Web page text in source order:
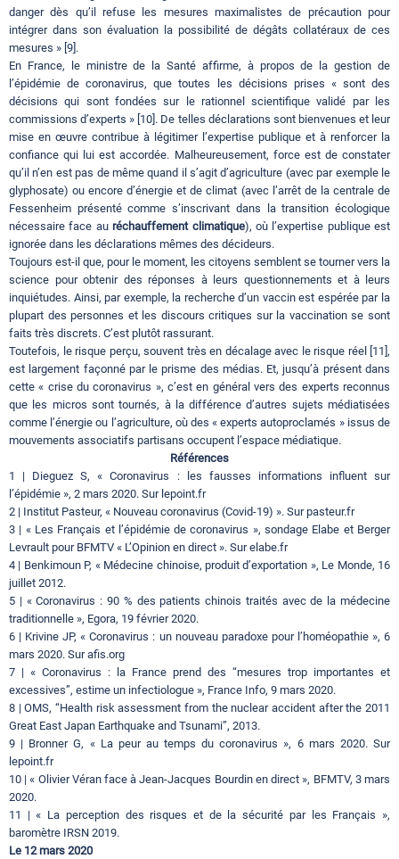
danger dès qu’il refuse les mesures maximalistes de précaution pour
intégrer dans son évaluation la possibilité de dégâts collatéraux de ces
mesures » [9].
En France, le ministre de la Santé affirme, à propos de la gestion de
l’épidémie de coronavirus, que toutes les décisions prises « sont des
décisions qui sont fondées sur le rationnel scientifique validé par les
commissions d’experts » [10]. De telles déclarations sont bienvenues et leur
mise en œuvre contribue à légitimer l’expertise publique et à renforcer la
confiance qui lui est accordée. Malheureusement, force est de constater
qu’il n’en est pas de même quand il s’agit d’agriculture (avec par exemple le
glyphosate) ou encore d’énergie et de climat (avec l’arrêt de la centrale de
Fessenheim présenté comme s’inscrivant dans la transition écologique
nécessaire face auréchauffement climatique), où l’expertise publique est
ignorée dans les déclarations mêmes des décideurs.
Toujours est-il que, pour le moment, les citoyens semblent se tourner vers la
science pour obtenir des réponses à leurs questionnements et à leurs
inquiétudes. Ainsi, par exemple, la recherche d’un vaccin est espérée par la
plupart des personnes et les discours critiques sur la vaccination se sont
faits très discrets. C’est plutôt rassurant.
Toutefois, le risque perçu, souvent très en décalage avec le risque réel [11],
est largement façonné par le prisme des médias. Et, jusqu’à présent dans
cette « crise du coronavirus », c’est en général vers des experts reconnus
que les micros sont tournés, à la différence d’autres sujets médiatisées
comme l’énergie ou l’agriculture, où des « experts autoproclamés » issus de
mouvements associatifs partisans occupent l’espace médiatique.
Références
1 | Dieguez S, « Coronavirus : les fausses informations influent sur
l’épidémie », 2 mars 2020. Sur lepoint.fr
2 | Institut Pasteur, « Nouveau coronavirus (Covid-19) ». Sur pasteur.fr
3 | « Les Français et l’épidémie de coronavirus », sondage Elabe et Berger
Levrault pour BFMTV « L’Opinion en direct ». Sur elabe.fr
4 | Benkimoun P, « Médecine chinoise, produit d’exportation », Le Monde, 16
juillet 2012.
5 | « Coronavirus : 90 % des patients chinois traités avec de la médecine
traditionnelle », Egora, 19 février 2020.
6 | Krivine JP, « Coronavirus : un nouveau paradoxe pour l’homéopathie », 6
mars 2020. Sur afis.org
7 | « Coronavirus : la France prend des “mesures trop importantes et
excessives”, estime un infectiologue », France Info, 9 mars 2020.
8 | OMS, “Health risk assessment from the nuclear accident after the 2011
Great East Japan Earthquake and Tsunami”, 2013.
9 | Bronner G, « La peur au temps du coronavirus », 6 mars 2020. Sur
lepoint.fr
10 | « Olivier Véran face à Jean-Jacques Bourdin en direct », BFMTV, 3 mars
2020.
11 | « La perception des risques et de la sécurité par les Français »,
baromètre IRSN 2019.
Le 12 mars 2020